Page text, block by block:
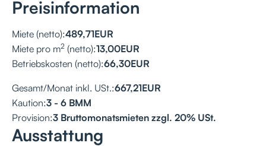
Preisinformation
Miete (netto):489,71EUR
Miete pro m2 (netto):13,00EUR
Betriebskosten (netto):66,30EUR
Gesamt/Monat inkl. USt.:667,21EUR
Kaution:3 - 6 BMM
Provision:3 Bruttomonatsmieten zzgl. 20% USt.
Ausstattung